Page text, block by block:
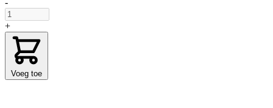
+
Voeg toe